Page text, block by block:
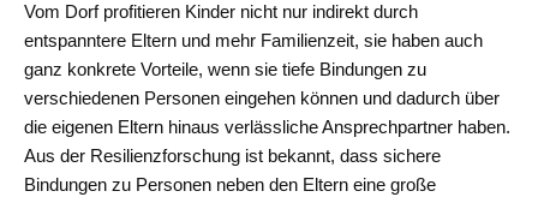
Vom Dorf profitieren Kinder nicht nur indirekt durch
entspanntere Eltern und mehr Familienzeit, sie haben auch
ganz konkrete Vorteile, wenn sie tiefe Bindungen zu
verschiedenen Personen eingehen können und dadurch über
die eigenen Eltern hinaus verlässliche Ansprechpartner haben.
Aus der Resilienzforschung ist bekannt, dass sichere
Bindungen zu Personen neben den Eltern eine große